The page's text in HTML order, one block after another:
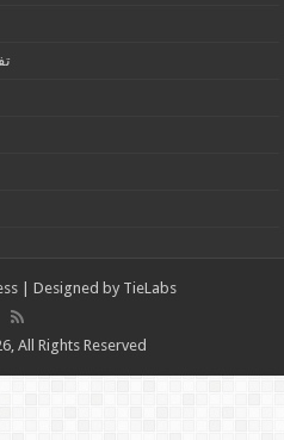
| Designed by TieLabs
All Rights Reserved